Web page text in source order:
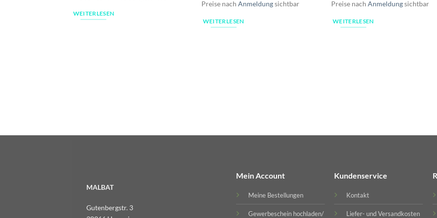
WEITERLESEN
Preise nachAnmeldungsichtbar
WEITERLESEN
Preise nachAnmeldungsichtbar
WEITERLESEN
MALBAT
Gutenbergstr. 3
Mein Account
Meine Bestellungen
Gewerbeschein hochladen/
Kundenservice
Kontakt
Liefer- und Versandkosten